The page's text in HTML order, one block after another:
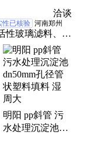
洽谈
性已核验 河南郑州
性玻璃滤料、钾
聚合氯化铝、
壳活性炭、椰壳
炭、松树皮、
山岩、海绵铁
纤维束、斜
明阳 pp斜管 污
水处理沉淀池